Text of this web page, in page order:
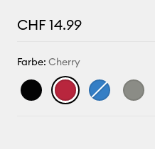
CHF 14.99
Farbe: Cherry